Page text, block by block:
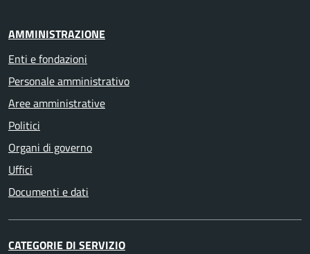
AMMINISTRAZIONE
Enti e fondazioni
Personale amministrativo
Aree amministrative
Politici
Organi di governo
Uffici
Documenti e dati
CATEGORIE DI SERVIZIO